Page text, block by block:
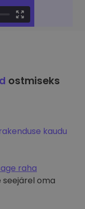
ostmiseks
kaudu
raha
seejärel oma